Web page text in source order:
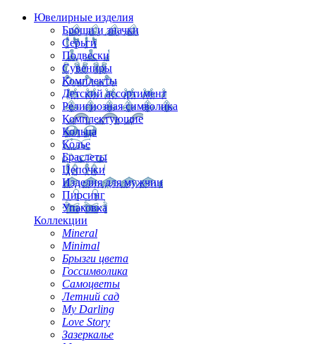
Ювелирные изделия
Броши и значки
Серьги
Подвески
Сувениры
Комплекты
Детский ассортимент
Религиозная символика
Комплектующие
Кольца
Колье
Браслеты
Цепочки
Изделия для мужчин
Пирсинг
Упаковка
Коллекции
Mineral
Minimal
Брызги цвета
Госсимволика
Самоцветы
Летний сад
My Darling
Love Story
Зазеркалье